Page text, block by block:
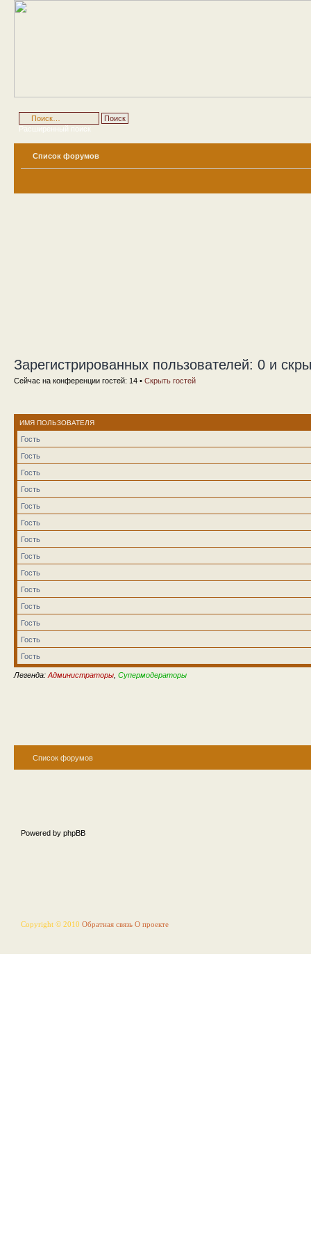
Расширенный поиск
Список форумов
Зарегистрированных пользователей: 0 и
Сейчас на конференции гостей: 14 • Скрыть гостей
ИМЯ ПОЛЬЗОВАТЕЛЯ
Гость
Гость
Гость
Гость
Гость
Гость
Гость
Гость
Гость
Гость
Гость
Гость
Гость
Гость
Легенда: Администраторы Супермодераторы
Список форумов
Powered by phpBB
Copyright © 2010 Обратная связь О проекте